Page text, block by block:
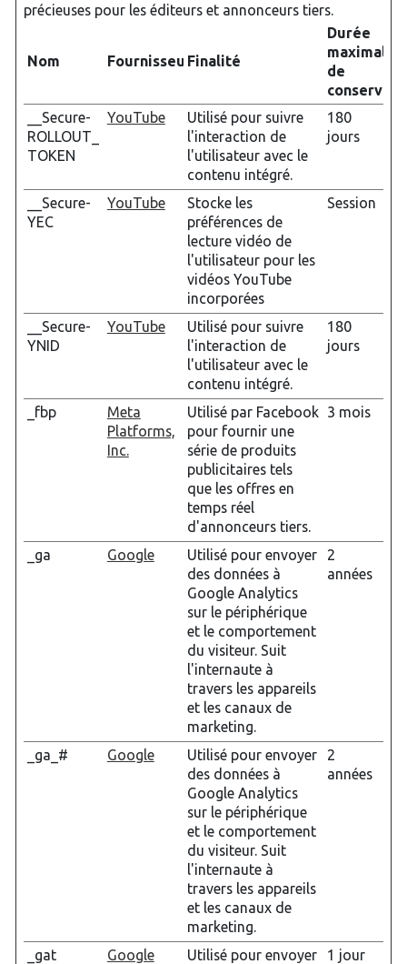
précieuses pour les éditeurs et annonceurs tiers.
Nom FournisseurFinalité
Durée
maximale
de
__Secure-
ROLLOUT_
TOKEN
YouTube
Utilisé pour suivre
l'interaction de
l'utilisateur avec le
contenu intégré.
180
jours
__Secure-
YEC
YouTube
Stocke les
préférences de
lecture vidéo de
l'utilisateur pour les
vidéos YouTube
incorporées
Session
__Secure-
YNID
YouTube
Utilisé pour suivre
l'interaction de
l'utilisateur avec le
contenu intégré.
180
jours
_fbp
Meta
Platforms,
Inc.
Utilisé par Facebook
pour fournir une
série de produits
publicitaires tels
que les offres en
temps réel
d'annonceurs tiers.
3 mois
_ga Google
Utilisé pour envoyer
des données à
Google Analytics
sur le périphérique
et le comportement
du visiteur. Suit
l'internaute à
travers les appareils
et les canaux de
marketing.
2
années
_ga_# Google
Utilisé pour envoyer
des données à
Google Analytics
sur le périphérique
et le comportement
du visiteur. Suit
l'internaute à
travers les appareils
et les canaux de
marketing.
2
années
_gat Google
Utilisé pour envoyer
1 jour